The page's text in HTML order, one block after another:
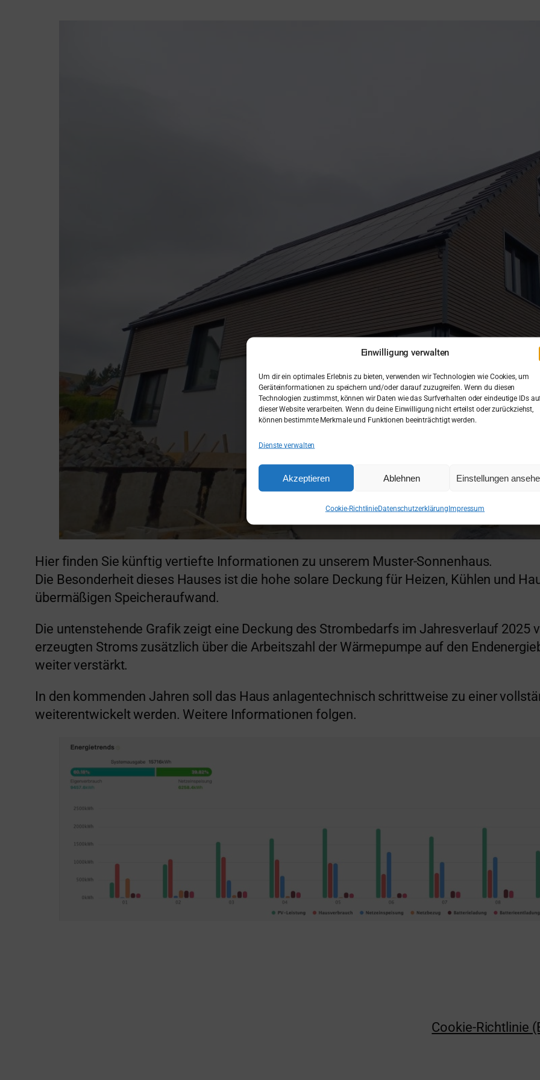
Einwilligung verwalten
Um dir ein optimales Erlebnis zu bieten, verwenden wir Technologien wie Cookies, um
Geräteinformationen zu speichern und/oder darauf zuzugreifen. Wenn du diesen
Technologien zustimmst, können wir Daten wie das Surfverhalten oder eindeutige IDs
dieser Website verarbeiten. Wenn du deine Einwilligung nicht erteilst oder zurückziehst,
können bestimmte Merkmale und Funktionen beeinträchtigt werden.
Dienste verwalten
Akzeptieren Ablehnen Einstellungen
Cookie-RichtlinieDatenschutzerklärungImpressum
Hier finden Sie künftig vertiefte Informationen zu unserem Muster-Sonnenhaus.
Die Besonderheit dieses Hauses ist die hohe solare Deckung für Heizen, Kühlen und
übermäßigen Speicheraufwand.
Die untenstehende Grafik zeigt eine Deckung des Strombedarfs im Jahresverlauf 2025
erzeugten Stroms zusätzlich über die Arbeitszahl der Wärmepumpe auf den
weiter verstärkt.
In den kommenden Jahren soll das Haus anlagentechnisch schrittweise zu einer
weiterentwickelt werden. Weitere Informationen folgen.
Cookie-Richtlinie